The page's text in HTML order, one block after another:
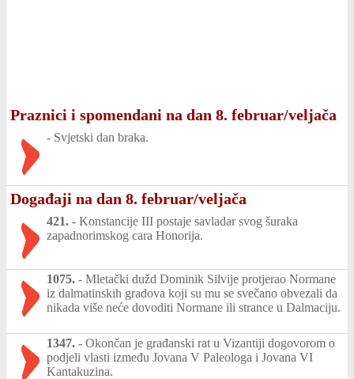
Praznici i spomendani na dan 8. februar/veljača
- Svjetski dan braka.
Događaji na dan 8. februar/veljača
421. - Konstancije III postaje savladar svog šuraka
zapadnorimskog cara Honorija.
1075. - Mletački dužd Dominik Silvije protjerao Normane
iz dalmatinskih gradova koji su mu se svečano obvezali da
nikada više neće dovoditi Normane ili strance u Dalmaciju.
1347. - Okončan je građanski rat u Vizantiji dogovorom o
podjeli vlasti između Jovana V Paleologa i Jovana VI
Kantakuzina.